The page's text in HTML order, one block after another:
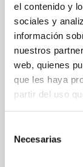
el contenido y
sociales y
información
nuestros
web, quienes
que les haya
partir del uso
Necesarias